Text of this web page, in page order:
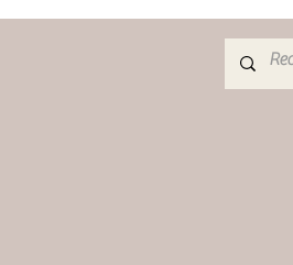
toutefois procéder à des ajustements
Les éventuelles taxes de douane et
charge des acheteurs. Je ne suis pas